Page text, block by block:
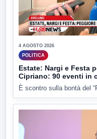
4 AGOSTO 2026
POLITICA
Estate: Nargi e Festa
Cipriano: 90 eventi in
È scontro sulla bontà del